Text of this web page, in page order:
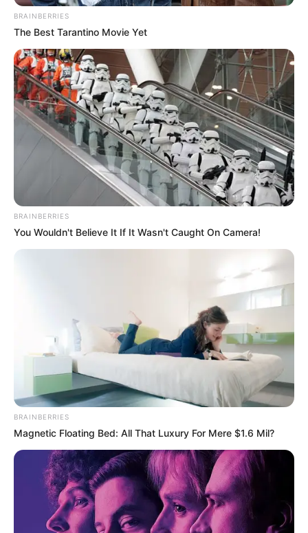
BRAINBERRIES
The Best Tarantino Movie Yet
BRAINBERRIES
You Wouldn't Believe It If It Wasn't Caught On Camera!
BRAINBERRIES
Magnetic Floating Bed: All That Luxury For Mere $1.6 Mil?